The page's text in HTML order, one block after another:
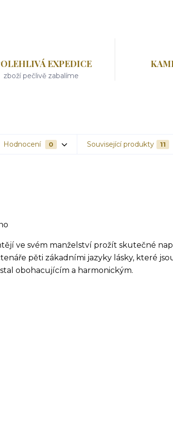
EXPEDICE
zboží pečlivě zabalíme
Hodnocení 0 Související produkty 11
ve svém manželství prožít skutečné
pěti zákadními jazyky lásky, které
obohacujícím a harmonickým.